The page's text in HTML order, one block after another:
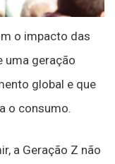
o impacto das
uma geração
global e que
o consumo.
a Geração Z não